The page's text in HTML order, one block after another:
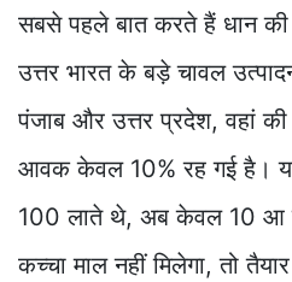
सबसे पहले बात करते हैं धान
उत्तर भारत के बड़े चावल
पंजाब और उत्तर प्रदेश, वहां की
आवक केवल 10% रह गई है।
100 लाते थे, अब केवल 10 आ
कच्चा माल नहीं मिलेगा, तो